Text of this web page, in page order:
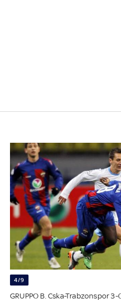
4/9
GRUPPO B. Cska-Trabzonspor